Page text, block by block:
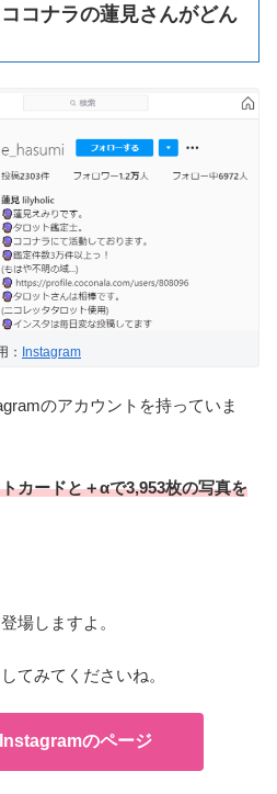
コナラの蓮見さんがどん
： Instagram
のアカウントを持っていま
カードと＋αで3,953枚の写真を
場しますよ。
てみてくださいね。
のページ